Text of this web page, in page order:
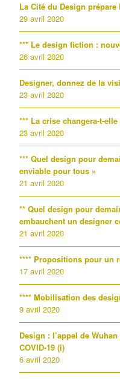
La Cité du Design
29 avril 2020
*** Le design fiction :
26 avril 2020
Designer, donnez de la
23 avril 2020
*** La crise changera-t-
23 avril 2020
*** Quel design pour
enviable pour tous »
21 avril 2020
** Quel design pour
embauchent un designer
21 avril 2020
**** Propositions pour un
17 avril 2020
**** Mobilisation des
9 avril 2020
Design : l’appel de
COVID-19 (i)
6 avril 2020